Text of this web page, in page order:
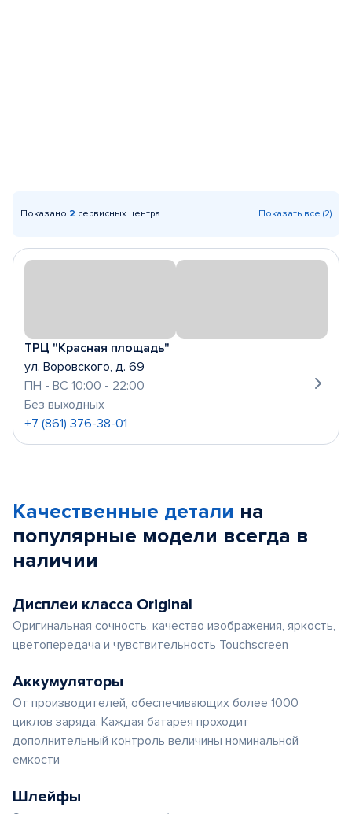
Показано 2 сервисных центра Показать все (2)
ТРЦ "Красная площадь"
ул. Воровского, д. 69
ПН - ВС 10:00 - 22:00
Без выходных
+7 (861) 376-38-01
Качественные детали на
популярные модели всегда в
наличии
Дисплеи класса Original
Оригинальная сочность, качество изображения, яркость,
цветопередача и чувствительность Touchscreen
Аккумуляторы
От производителей, обеспечивающих более 1000
циклов заряда. Каждая батарея проходит
дополнительный контроль величины номинальной
емкости
Шлейфы